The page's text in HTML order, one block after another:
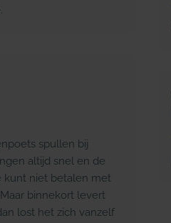
spullen bij
altijd snel en de
kunt niet betalen met
binnekort levert
lost het zich vanzelf